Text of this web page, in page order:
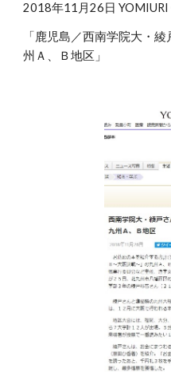
2018年11月26日 YOMIURI
「鹿児島／西南学院大・
州Ａ、Ｂ地区」